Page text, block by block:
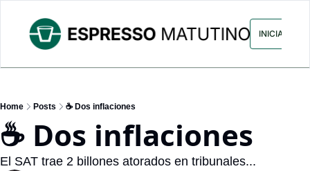
ARCHIVO ANUNCIA CON
INICIAR
Home Posts ☕ Dos inflaciones
☕ Dos inflaciones
El SAT trae 2 billones atorados en tribunales...